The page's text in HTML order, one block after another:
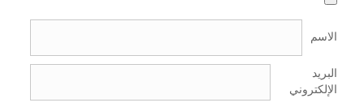
الاسم
البريد
الإلكتروني